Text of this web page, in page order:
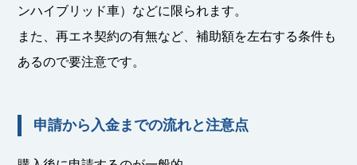
ンハイブリッド車）などに限られます。
また、再エネ契約の有無など、補助額を左右する条件も
あるので要注意です。
申請から入金までの流れと注意点